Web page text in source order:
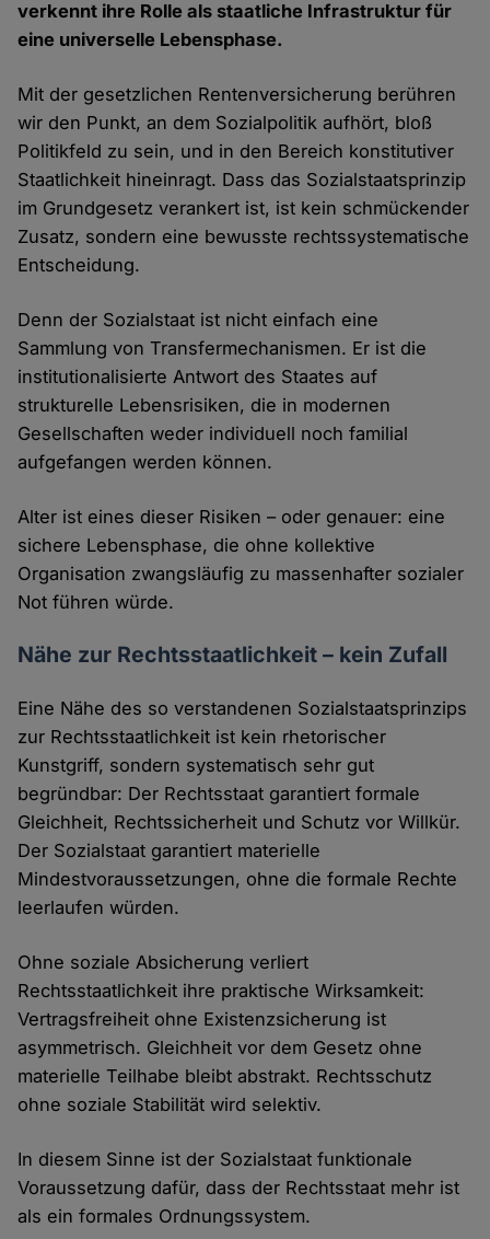
verkennt ihre Rolle als staatliche Infrastruktur für
eine universelle Lebensphase.
Mit der gesetzlichen Rentenversicherung berühren
wir den Punkt, an dem Sozialpolitik aufhört, bloß
Politikfeld zu sein, und in den Bereich konstitutiver
Staatlichkeit hineinragt. Dass das Sozialstaatsprinzip
im Grundgesetz verankert ist, ist kein schmückender
Zusatz, sondern eine bewusste rechtssystematische
Entscheidung.
Denn der Sozialstaat ist nicht einfach eine
Sammlung von Transfermechanismen. Er ist die
institutionalisierte Antwort des Staates auf
strukturelle Lebensrisiken, die in modernen
Gesellschaften weder individuell noch familial
aufgefangen werden können.
Alter ist eines dieser Risiken – oder genauer: eine
sichere Lebensphase, die ohne kollektive
Organisation zwangsläufig zu massenhafter sozialer
Not führen würde.
Nähe zur Rechtsstaatlichkeit – kein Zufall
Eine Nähe des so verstandenen Sozialstaatsprinzips
zur Rechtsstaatlichkeit ist kein rhetorischer
Kunstgriff, sondern systematisch sehr gut
begründbar: Der Rechtsstaat garantiert formale
Gleichheit, Rechtssicherheit und Schutz vor Willkür.
Der Sozialstaat garantiert materielle
Mindestvoraussetzungen, ohne die formale Rechte
leerlaufen würden.
Ohne soziale Absicherung verliert
Rechtsstaatlichkeit ihre praktische Wirksamkeit:
Vertragsfreiheit ohne Existenzsicherung ist
asymmetrisch. Gleichheit vor dem Gesetz ohne
materielle Teilhabe bleibt abstrakt. Rechtsschutz
ohne soziale Stabilität wird selektiv.
In diesem Sinne ist der Sozialstaat funktionale
Voraussetzung dafür, dass der Rechtsstaat mehr ist
als ein formales Ordnungssystem.